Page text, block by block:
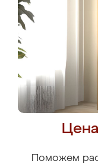
Поможем